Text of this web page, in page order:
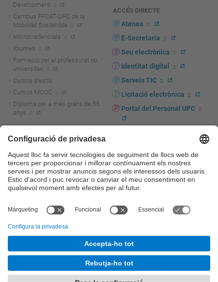
Development
Campus FPCAT-UPC de la
Mobilitat Sostenible
Microcredencials
Idiomes
Formació per al professorat no
universitari
Cursos d'estiu
Cursos MOOC
Diploma per a més grans de 55
anys
Actualitat R+D+I
La recerca a la UPC
La transferència, l'emprenedoria i
la innovació a la UPC
Foment i suport a la recerca
transferència, l'emprenedoria i la
Serveis per a empreses
ACCÉS DIRECTE
Atenea
E-Secretaria
Seu electrònica
Identitat digital
Serveis TIC
Licitació electrònica
Portal del Personal UPC
UPCshop, marxandatge
Sala de premsa
Seguretat i salut
© UPC Universitat Politècnica de Catalunya - BarcelonaTech